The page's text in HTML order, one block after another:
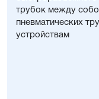
трубок между
пневматических
устройствам